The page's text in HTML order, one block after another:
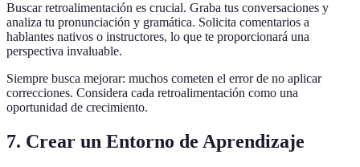
Buscar retroalimentación es crucial. Graba tus conversaciones y
analiza tu pronunciación y gramática. Solicita comentarios a
hablantes nativos o instructores, lo que te proporcionará una
perspectiva invaluable.
Siempre busca mejorar: muchos cometen el error de no aplicar
correcciones. Considera cada retroalimentación como una
oportunidad de crecimiento.
7. Crear un Entorno de Aprendizaje